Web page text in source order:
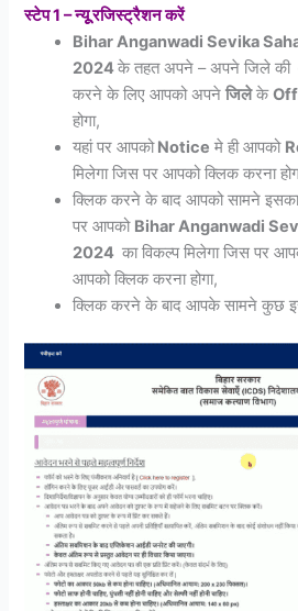
स्टेप 1 – न्यूू रजिस्ट्रैशन करें
Bihar Anganwadi Sevika
2024के तहत अपने – अपने जिले की
करने के लिए आपको अपनेजिलेके
होगा,
यहां पर आपकोNotice मे ही आपको
मिलेगा जिस पर आपको क्लिक करना
क्लिक करने के बाद आपको सामने
पर आपको Bihar Anganwadi
2024 का विकल्प मिलेगा जिस पर
आपको क्लिक करना होगा,
क्लिक करने के बाद आपके सामने कुछ